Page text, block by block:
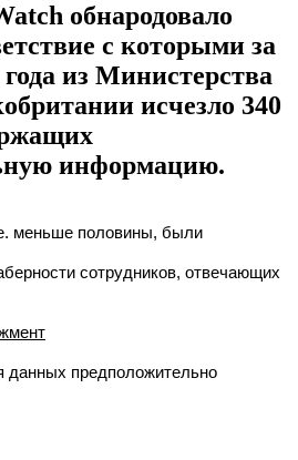
обнародовало
с которыми за
из Министерства
исчезло 340
информацию.
меньше половины, были
сотрудников, отвечающих
данных предположительно